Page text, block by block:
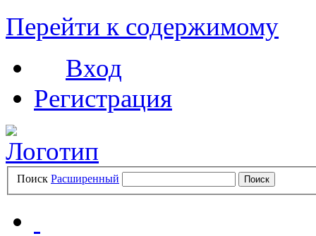
Перейти к содержимому
Вход
Регистрация
Поиск Расширенный